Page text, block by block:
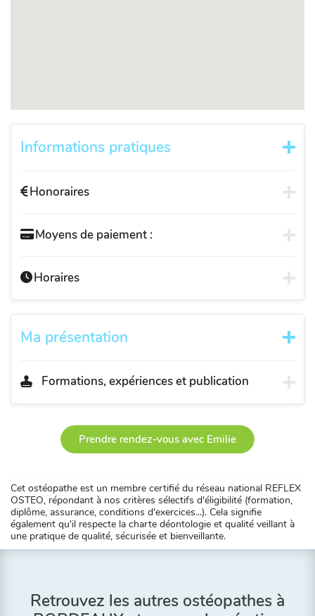
Informations pratiques
Honoraires
Moyens de paiement :
Horaires
Ma présentation
Formations, expériences et publication
Prendre rendez-vous avec Emilie
Cet ostéopathe est un membre certifié du réseau national REFLEX
OSTEO, répondant à nos critères sélectifs d'éligibilité (formation,
diplôme, assurance, conditions d'exercices...). Cela signifie
également qu'il respecte la charte déontologie et qualité veillant à
une pratique de qualité, sécurisée et bienveillante.
Retrouvez les autres ostéopathes à